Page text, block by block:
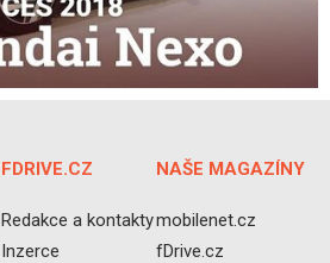
FDRIVE.CZ
Redakce a kontakty
Inzerce
NAŠE MAGAZÍNY
mobilenet.cz
fDrive.cz